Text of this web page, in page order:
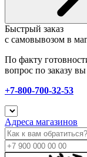
Быстрый заказ
с самовывозом в
По факту
вопрос по заказу
+7-800-700-32-53
Адреса магазинов